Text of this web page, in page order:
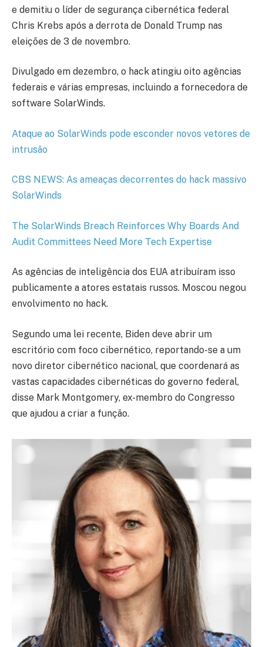
e demitiu o líder de segurança cibernética federal
Chris Krebs após a derrota de Donald Trump nas
eleições de 3 de novembro.
Divulgado em dezembro, o hack atingiu oito agências
federais e várias empresas, incluindo a fornecedora de
software SolarWinds.
Ataque ao SolarWinds pode esconder novos vetores de
intrusão
CBS NEWS: As ameaças decorrentes do hack massivo
SolarWinds
The SolarWinds Breach Reinforces Why Boards And
Audit Committees Need More Tech Expertise
As agências de inteligência dos EUA atribuíram isso
publicamente a atores estatais russos. Moscou negou
envolvimento no hack.
Segundo uma lei recente, Biden deve abrir um
escritório com foco cibernético, reportando-se a um
novo diretor cibernético nacional, que coordenará as
vastas capacidades cibernéticas do governo federal,
disse Mark Montgomery, ex-membro do Congresso
que ajudou a criar a função.